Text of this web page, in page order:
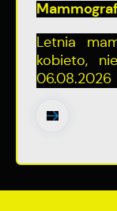
Letnia
kobieto,